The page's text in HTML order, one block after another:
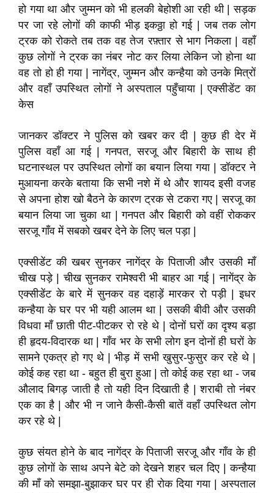
हो गया था और जुम्मन को भी हलकी बेहोशी आ रही थी | सड़क
पर जा रहे लोगों की काफी भीड़ इकठ्ठा हो गई | जब तक लोग
ट्रक को रोकते तब तक वह तेज रफ़्तार से भाग निकला | वहाँ
कुछ लोगों ने ट्रक का नंबर नोट कर लिया लेकिन जो होना था
वह तो हो ही गया | नागेंद्र, जुम्मन और कन्हैया को उनके मित्रों
और वहाँ उपस्थित लोगों ने अस्पताल पहुँचाया | एक्सीडेंट का
केस
जानकर डॉक्टर ने पुलिस को खबर कर दी | कुछ ही देर में
पुलिस वहाँ आ गई | गनपत, सरजू और बिहारी के साथ ही
घटनास्थल पर उपस्थित लोगों का बयान लिया गया | डॉक्टर ने
मुआयना करके बताया कि सभी नशे में थे और शायद इसी वजह
से अपना होश खो बैठने के कारण ट्रक से टकरा गए | सरजू का
बयान लिया जा चुका था | गनपत और बिहारी को वहीं रोककर
सरजू गाँव में सबको खबर देने के लिए चल पड़ा |
एक्सीडेंट की खबर सुनकर नागेंद्र के पिताजी और उसकी माँ
चीख पड़े | चीख सुनकर रामेश्वरी भी बाहर आ गई | नागेंद्र के
एक्सीडेंट के बारे में सुनकर वह दहाड़ें मारकर रो पड़ी | इधर
कन्हैया के घर पर भी यही आलम था | उसकी बीवी और उसकी
विधवा माँ छाती पीट-पीटकर रो रहे थे | दोनों घरों का दृश्य बड़ा
ही हृदय-विदारक था | गाँव भर के सभी लोग इन दोनों ही घरों के
सामने एकत्र हो गए थे | भीड़ में सभी खुसुर-फुसुर कर रहे थे |
कोई कह रहा था - बहुत ही बुरा हुआ | तो कोई कह रहा था - जब
औलाद बिगड़ जाती है तो यही दिन दिखाती है | शराबी तो नंबर
एक का है | और भी न जाने कैसी-कैसी बातें वहाँ उपस्थित लोग
कर रहे थे |
कुछ संयत होने के बाद नागेंद्र के पिताजी सरजू और गाँव के ही
कुछ लोगों के साथ अपने बेटे को देखने शहर चल दिए | कन्हैया
की माँ को समझा-बुझाकर घर पर ही रोक दिया गया | अस्पताल